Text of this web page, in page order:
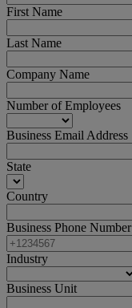
First Name
Last Name
Company Name
Number of Employees
Business Email Address
State
Country
Business Phone Number
Industry
Business Unit